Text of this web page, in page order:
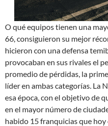
O qué equipos tienen una
66, consiguieron su mejor
hicieron con una defensa
provocaban en sus rivales el
promedio de pérdidas, la
líder en ambas categorías. La
esa época, con el objetivo de
en el mayor número de
habido 15 franquicias que